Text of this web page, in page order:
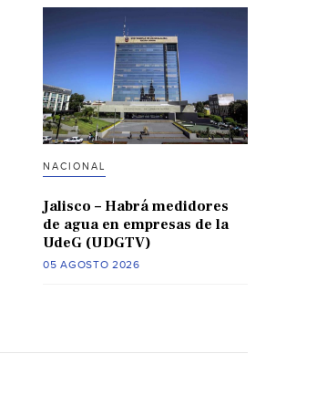
NACIONAL
Jalisco – Habrá medidores
de agua en empresas de la
UdeG (UDGTV)
05 AGOSTO 2026